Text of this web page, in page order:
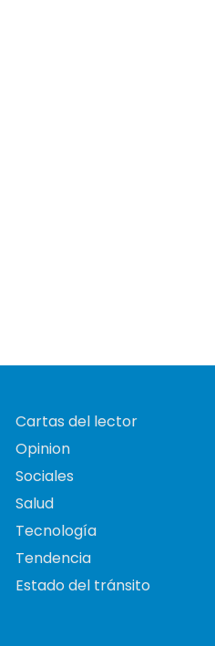
Cartas del lector
Opinion
Sociales
Salud
Tecnología
Tendencia
Estado del tránsito